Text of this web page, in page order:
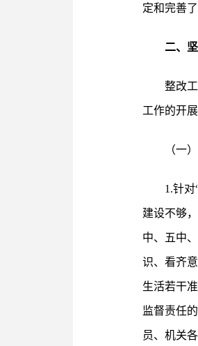
定和完善
二、
整改
工作的开展
（一
1.针
建设不够
中、五中
识、看齐
生活若干
监督责任
员、机关